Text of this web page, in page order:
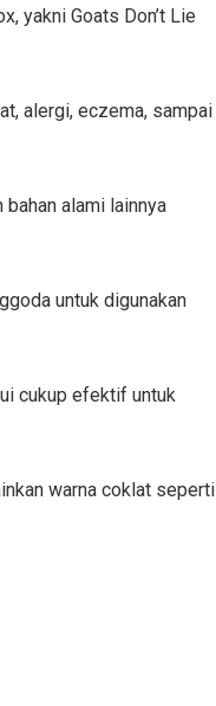
yakni Goats Don’t Lie
alergi, eczema, sampai
alami lainnya
untuk digunakan
cukup efektif untuk
warna coklat seperti